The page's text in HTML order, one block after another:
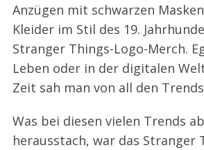
Anzügen mit schwarzen
Kleider im Stil des 19.
Stranger Things-Logo-Merch.
Leben oder in der digitalen
Zeit sah man von all den
Was bei diesen vielen Trends
herausstach, war das Stranger